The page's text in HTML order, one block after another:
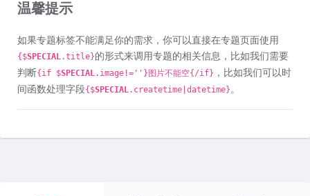
温馨提示
如果专题标签不能满足你的需求，你可以直接在专题页面使用
{$SPECIAL.title}的形式来调用专题的相关信息，比如我们需要
判断{if $SPECIAL.image!=''}图片不能空{/if} ，比如我们可以时
间函数处理字段{$SPECIAL.createtime|datetime}。